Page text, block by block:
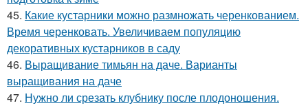
45. Какие кустарники можно размножать черенкованием.
Время черенковать. Увеличиваем популяцию
декоративных кустарников в саду
46. Выращивание тимьян на даче. Варианты
выращивания на даче
47. Нужно ли срезать клубнику после плодоношения.